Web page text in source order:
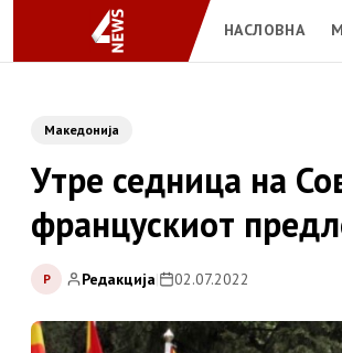
НАСЛОВНА
Македонија
Утре седница на
францускиот
Р Редакција| 02.07.2022